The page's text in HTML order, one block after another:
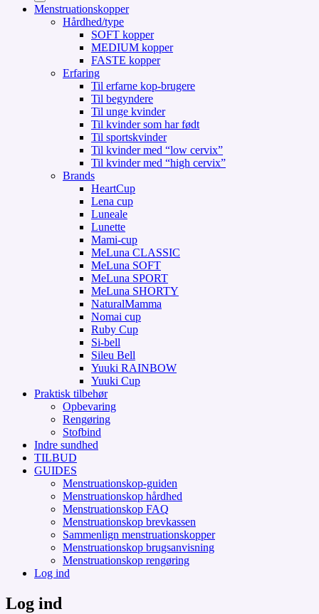
Menstruationskopper
Hårdhed/type
SOFT kopper
MEDIUM kopper
FASTE kopper
Erfaring
Til erfarne kop-brugere
Til begyndere
Til unge kvinder
Til kvinder som har født
Til sportskvinder
Til kvinder med “low cervix”
Til kvinder med “high cervix”
Brands
HeartCup
Lena cup
Luneale
Lunette
Mami-cup
MeLuna CLASSIC
MeLuna SOFT
MeLuna SPORT
MeLuna SHORTY
NaturalMamma
Nomai cup
Ruby Cup
Si-bell
Sileu Bell
Yuuki RAINBOW
Yuuki Cup
Praktisk tilbehør
Opbevaring
Rengøring
Stofbind
Indre sundhed
TILBUD
GUIDES
Menstruationskop-guiden
Menstruationskop hårdhed
Menstruationskop FAQ
Menstruationskop brevkassen
Sammenlign menstruationskopper
Menstruationskop brugsanvisning
Menstruationskop rengøring
Log ind
Log ind